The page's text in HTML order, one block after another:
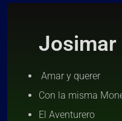
Josimar
Amar y querer
Con la misma
El Aventurero